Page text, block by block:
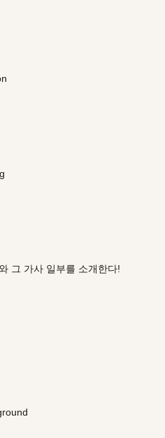
그 가사 일부를 소개한다!